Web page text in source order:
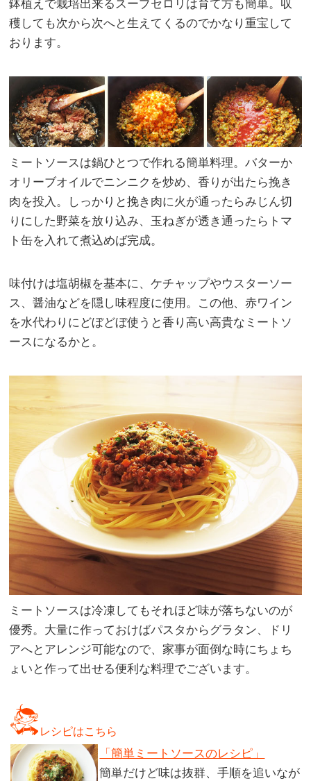
鉢植えで栽培出来るスープセロリは育て方も簡単。収
穫しても次から次へと生えてくるのでかなり重宝して
おります。
ミートソースは鍋ひとつで作れる簡単料理。バターか
オリーブオイルでニンニクを炒め、香りが出たら挽き
肉を投入。しっかりと挽き肉に火が通ったらみじん切
りにした野菜を放り込み、玉ねぎが透き通ったらトマ
ト缶を入れて煮込めば完成。
味付けは塩胡椒を基本に、ケチャップやウスターソー
ス、醤油などを隠し味程度に使用。この他、赤ワイン
を水代わりにどぼどぼ使うと香り高い高貴なミートソ
ースになるかと。
ミートソースは冷凍してもそれほど味が落ちないのが
優秀。大量に作っておけばパスタからグラタン、ドリ
アへとアレンジ可能なので、家事が面倒な時にちょち
ょいと作って出せる便利な料理でございます。
レシピはこちら
「簡単ミートソースのレシピ」
簡単だけど味は抜群、手順を追いなが